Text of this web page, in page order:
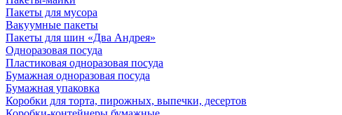
Пакеты для мусора
Вакуумные пакеты
Пакеты для шин «Два Андрея»
Одноразовая посуда
Пластиковая одноразовая посуда
Бумажная одноразовая посуда
Бумажная упаковка
Коробки для торта, пирожных, выпечки, десертов